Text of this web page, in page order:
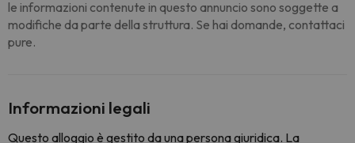
le informazioni contenute in questo annuncio sono soggette a
modifiche da parte della struttura. Se hai domande, contattaci
pure.
Informazioni legali
Questo alloggio è gestito da una persona giuridica. La